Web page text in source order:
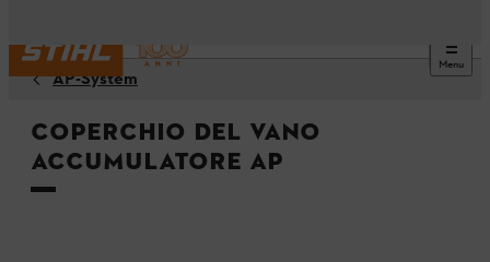
Menu
AP-System
Coperchio del vano
accumulatore AP